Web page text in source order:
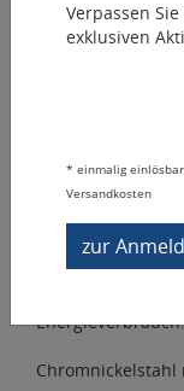
Verpassen
exklusiven
* einmalig
Versandkosten
zur
Wasserbad eco
Hochwertiges
ausgereifter
Wärmeträgern.
Energieverbrauch.
Chromnickelstahl